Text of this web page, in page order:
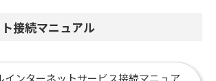
接続マニュアル
インターネットサービス接続マニュア